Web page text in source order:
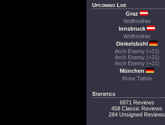
Upcoming Live
Graz
Wolfmother
Innsbruck
Wolfmother
Dinkelsbühl
Arch Enemy (+21)
Arch Enemy (+21)
Arch Enemy (+21)
München
Rose Tattoo
Statistics
6971 Reviews
458 Classic Reviews
284 Unsigned Reviews